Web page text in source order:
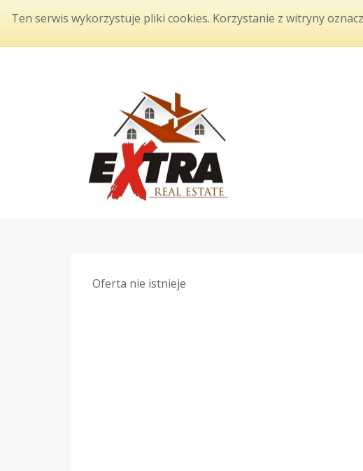
Ten serwis wykorzystuje pliki cookies. Korzystanie z witryny
Oferta nie istnieje